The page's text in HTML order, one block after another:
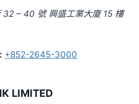
32 – 40 號 興盛工業大廈 15 樓
+852-2645-3000
LIMITED